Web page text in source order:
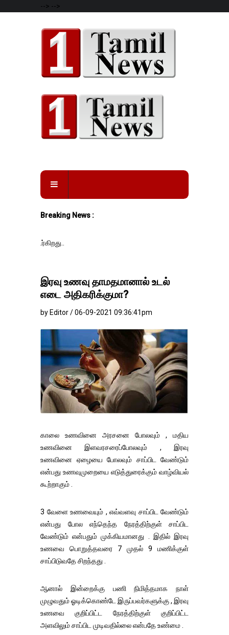
--> -->
Breaking News :
இரவு உணவு தாமதமானால் உடல்
எடை அதிகரிக்குமா?
by Editor / 06-09-2021 09:36:41pm
காலை உணவினை அரசனை போலவும் , மதிய
உணவினை இளவரசரைப்போலவும் , இரவு
உணவினை ஏழையை போலவும் சாப்பிட வேண்டும்
என்பது உணவுமுறையை எடுத்துரைக்கும் வாழ்வியல்
கூற்றாகும் .
3 வேளை உணவையும் , எவ்வளவு சாப்பிட வேண்டும்
என்பது போல எந்தெந்த நேரத்திற்குள் சாப்பிட
வேண்டும் என்பதும் முக்கியமானது . இதில் இரவு
உணவை பொறுத்தவரை 7 முதல் 9 மணிக்குள்
சாப்பிடுவதே சிறந்தது .
ஆனால் இன்றைக்கு பணி நிமித்தமாக நாள்
முழுவதும் ஓடிக்கொண்டே இருப்பவர்களுக்கு , இரவு
உணவை குறிப்பிட்ட நேரத்திற்குள் குறிப்பிட்ட
அளவிலும் சாப்பிட முடிவதில்லை என்பதே உண்மை .